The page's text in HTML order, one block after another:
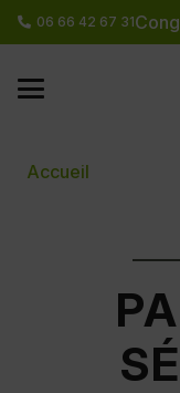
06 66 42 67 31
Accueil